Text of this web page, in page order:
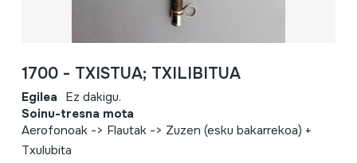
1700 - TXISTUA; TXILIBITUA
Egilea Ez dakigu.
Soinu-tresna mota
Aerofonoak -> Flautak -> Zuzen (esku bakarrekoa) +
Txulubita